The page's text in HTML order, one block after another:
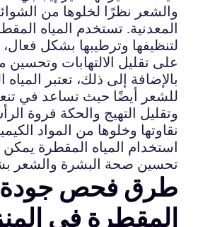
والشعر نظرًا لخلوها من
المعدنية. تستخدم المياه
لتنظيفها وترطيبها بشكل فعال،
على تقليل الالتهابات وتحسين
بالإضافة إلى ذلك، تعتبر
للشعر أيضًا حيث تساعد في
وتقليل التهيج والحكة فروة
نقاوتها وخلوها من المواد
استخدام المياه المقطرة
تحسين صحة البشرة والشعر
طرق فحص جودة
المقطرة في